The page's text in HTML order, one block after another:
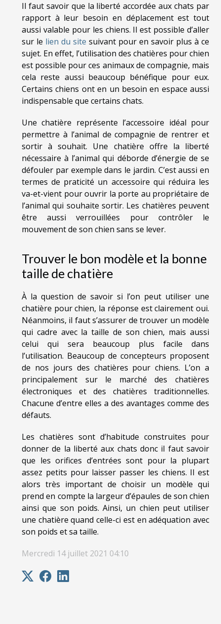
Il faut savoir que la liberté accordée aux chats par
rapport à leur besoin en déplacement est tout
aussi valable pour les chiens. Il est possible d’aller
sur le lien du site suivant pour en savoir plus à ce
sujet. En effet, l’utilisation des chatières pour chien
est possible pour ces animaux de compagnie, mais
cela reste aussi beaucoup bénéfique pour eux.
Certains chiens ont en un besoin en espace aussi
indispensable que certains chats.
Une chatière représente l’accessoire idéal pour
permettre à l’animal de compagnie de rentrer et
sortir à souhait. Une chatière offre la liberté
nécessaire à l’animal qui déborde d’énergie de se
défouler par exemple dans le jardin. C’est aussi en
termes de praticité un accessoire qui réduira les
va-et-vient pour ouvrir la porte au propriétaire de
l’animal qui souhaite sortir. Les chatières peuvent
être aussi verrouillées pour contrôler le
mouvement de son chien sans se lever.
Trouver le bon modèle et la bonne
taille de chatière
À la question de savoir si l’on peut utiliser une
chatière pour chien, la réponse est clairement oui.
Néanmoins, il faut s’assurer de trouver un modèle
qui cadre avec la taille de son chien, mais aussi
celui qui sera beaucoup plus facile dans
l’utilisation. Beaucoup de concepteurs proposent
de nos jours des chatières pour chiens. L’on a
principalement sur le marché des chatières
électroniques et des chatières traditionnelles.
Chacune d’entre elles a des avantages comme des
défauts.
Les chatières sont d’habitude construites pour
donner de la liberté aux chats donc il faut savoir
que les orifices d’entrées sont pour la plupart
assez petits pour laisser passer les chiens. Il est
alors très important de choisir un modèle qui
prend en compte la largeur d’épaules de son chien
ainsi que son poids. Ainsi, un chien peut utiliser
une chatière quand celle-ci est en adéquation avec
son poids et sa taille.
Mercredi 14 juillet 2021 04:10